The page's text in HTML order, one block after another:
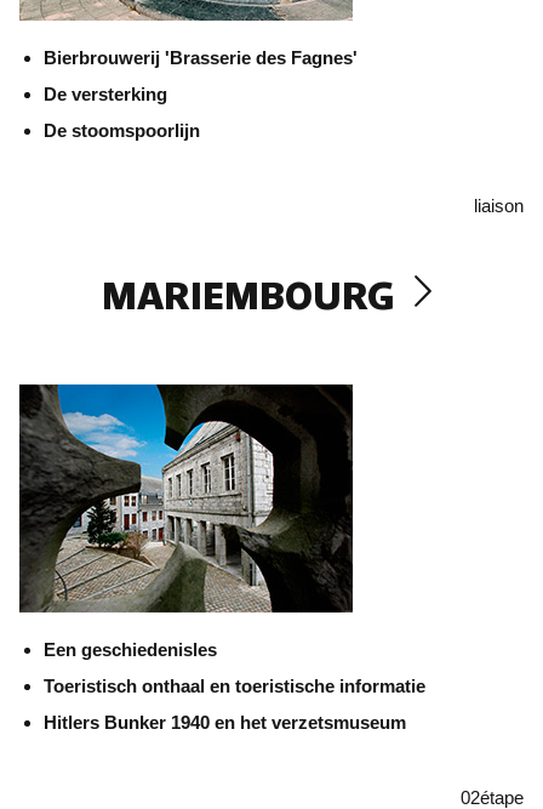
Bierbrouwerij 'Brasserie des Fagnes'
De versterking
De stoomspoorlijn
liaison
MARIEMBOURG
Een geschiedenisles
Toeristisch onthaal en toeristische informatie
Hitlers Bunker 1940 en het verzetsmuseum
02étape